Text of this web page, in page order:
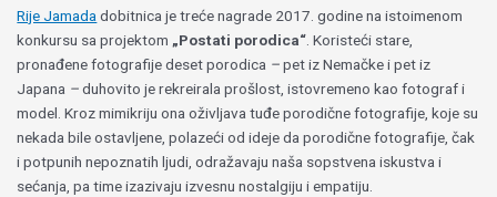
Rije Jamadadobitnica je treće nagrade 2017. godine na istoimenom
konkursu sa projektom „Postati porodica“. Koristeći stare,
pronađene fotografije deset porodica –pet iz Nemačke i pet iz
Japana –duhovito je rekreirala prošlost, istovremeno kao fotograf i
model. Kroz mimikriju ona oživljava tuđe porodične fotografije, koje su
nekada bile ostavljene, polazeći od ideje da porodične fotografije, čak
i potpunih nepoznatih ljudi, odražavaju naša sopstvena iskustva i
sećanja, pa time izazivaju izvesnu nostalgiju i empatiju.